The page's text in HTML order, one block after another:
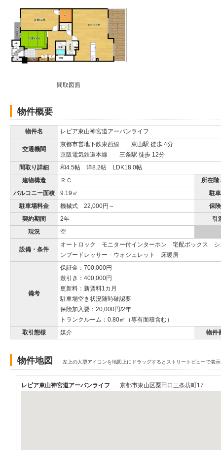
間取図面
物件概要
物件名 レピア東山神宮道アーバンライフ
交通機関
京都市営地下鉄東西線 東山駅 徒歩 4分
京阪電気鉄道本線 三条駅 徒歩 12分
間取り詳細
和4.5帖 洋8.2帖 LDK18.0帖
建物構造
ＲＣ
所在階
バルコニー面積
9.19㎡
駐
駐車場料金
機械式 22,000円～
保
契約期間
2年
引
現況
空
設備・条件
オートロック モニター付インターホン 宅配ボックス
ンプードレッサー ウォシュレット 床暖房
備考
保証金：700,000円
敷引き：400,000円
更新料：新賃料1カ月
駐車場空き状況随時確認要
保険加入要：20,000円/2年
トランクルーム：0.80㎡（専有面積含む）
取引態様
媒介 物件
物件地図 左上の人型アイコンを地図上にドラッグするとストリートビューで表
レピア東山神宮道アーバンライフ 京都市東山区粟田口三条坊町17